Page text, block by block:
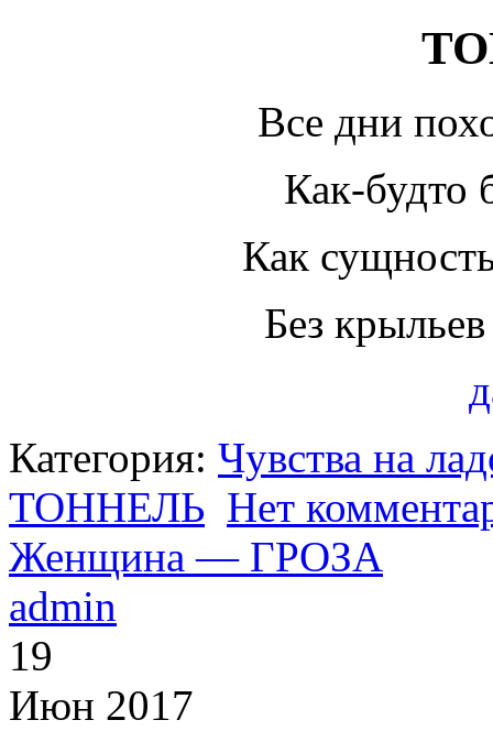
Все дни
Как-будто
Как
Без
Категория: Чувства на
ТОННЕЛЬ Нет
Женщина — ГРОЗА
admin
19
Июн 2017